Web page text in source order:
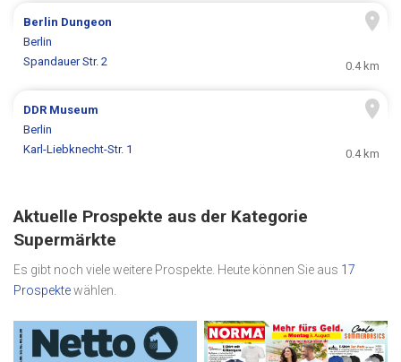
Berlin Dungeon
Berlin
Spandauer Str. 2
0.4 km
DDR Museum
Berlin
Karl-Liebknecht-Str. 1
0.4 km
Aktuelle Prospekte aus der Kategorie
Supermärkte
Es gibt noch viele weitere Prospekte. Heute können Sie aus 17
Prospektewählen.